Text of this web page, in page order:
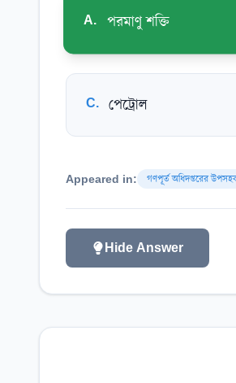
A. পরমাণু শক্তি
C. পেট্রোল
Appeared in: গণপূর্ত অধিদপ্তরের
Hide Answer